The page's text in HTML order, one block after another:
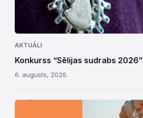
AKTUĀLI
Konkurss “Sēlijas sudrabs 2026”
6. augusts, 2026.